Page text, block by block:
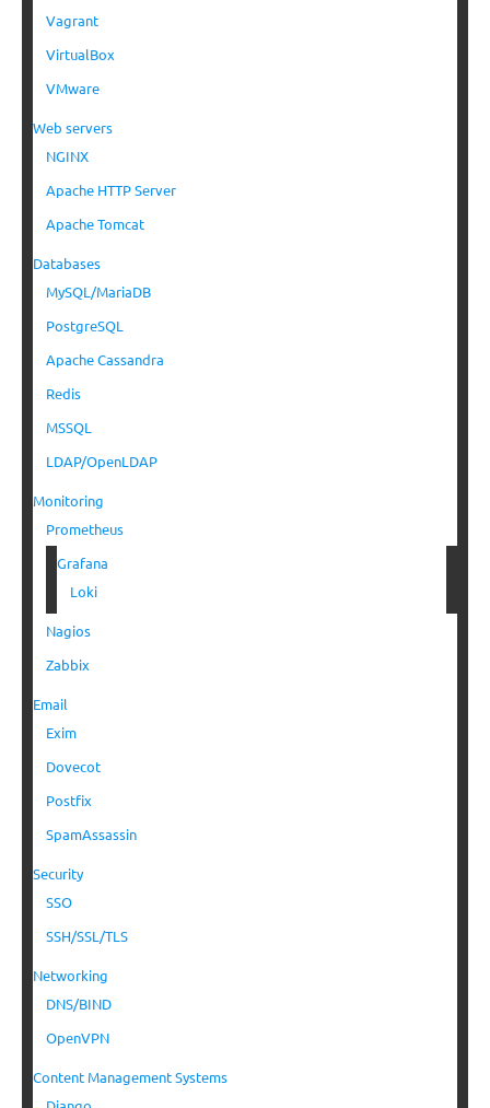
Vagrant
VirtualBox
VMware
Web servers
NGINX
Apache HTTP Server
Apache Tomcat
Databases
MySQL/MariaDB
PostgreSQL
Apache Cassandra
Redis
MSSQL
LDAP/OpenLDAP
Monitoring
Prometheus
Grafana
Loki
Nagios
Zabbix
Email
Exim
Dovecot
Postfix
SpamAssassin
Security
SSO
SSH/SSL/TLS
Networking
DNS/BIND
OpenVPN
Content Management Systems